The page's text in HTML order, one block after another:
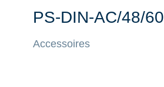
PS-DIN-AC/48/60
Accessoires